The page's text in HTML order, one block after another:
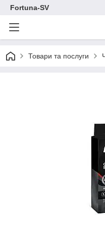
Fortuna-SV
Товари та послуги